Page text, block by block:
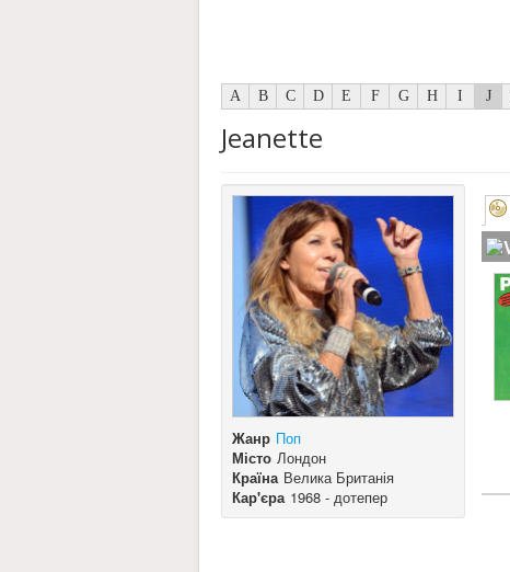
A B C D E F G H I J
Jeanette
Жанр Поп
Місто Лондон
Країна Велика Британія
Кар'єра 1968 - дотепер